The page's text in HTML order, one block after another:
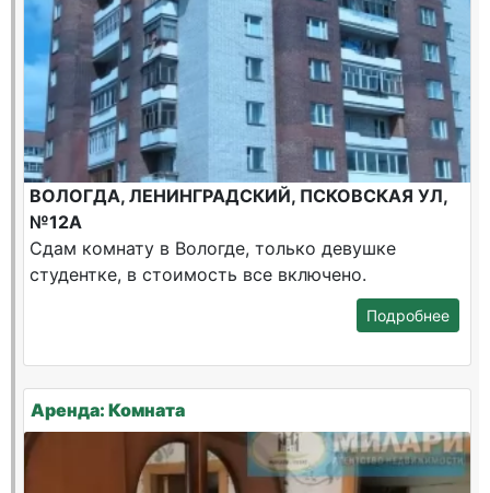
ВОЛОГДА, ЛЕНИНГРАДСКИЙ, ПСКОВСКАЯ УЛ,
№12А
Сдам комнату в Вологде, только девушке
студентке, в стоимость все включено.
Подробнее
Аренда: Комната